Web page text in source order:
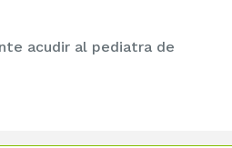
acudir al pediatra de